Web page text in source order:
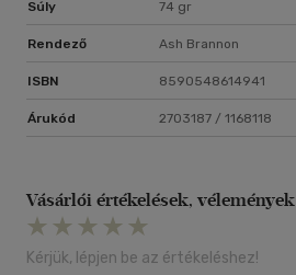
Súly 74 gr
Rendező Ash Brannon
ISBN 8590548614941
Árukód 2703187 / 1168118
Vásárlói értékelések, vélemények
Kérjük, lépjen be az értékeléshez!